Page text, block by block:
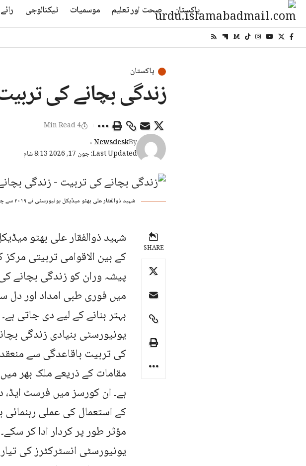
پاکستان صحت اور تعلیم موسمیات ٹیکنالوجی رائے
پاکستان
زندگی بچانے کی
Last Updated: جون 17, 2026 8:13 شام
By
Newsdesk
4 Min Read
شہید ذوالفقار علی بھٹو میڈیکل یونیورسٹی نے ۲۰۱۹ سے چار ہزار سے زائد طبی عملے کو بین الاقوامی معیار کی زندگی بچانے کی تربیت دی۔
SHARE
کے بین الاقوامی تربیتی
پیشہ وران کو زندگی بچانے
میں فوری طبی امداد اور دل
بہتر بنانے کے لیے دی جاتی ہے۔
یونیورسٹی بنیادی زندگی
کی تربیت باقاعدگی سے
مقامات کے ذریعے ملک بھر
ہے۔ ان کورسز میں فرسٹ
کے استعمال کی عملی
مؤثر طور پر کردار ادا کر سکے۔
یونیورسٹی انسٹرکٹرز کی